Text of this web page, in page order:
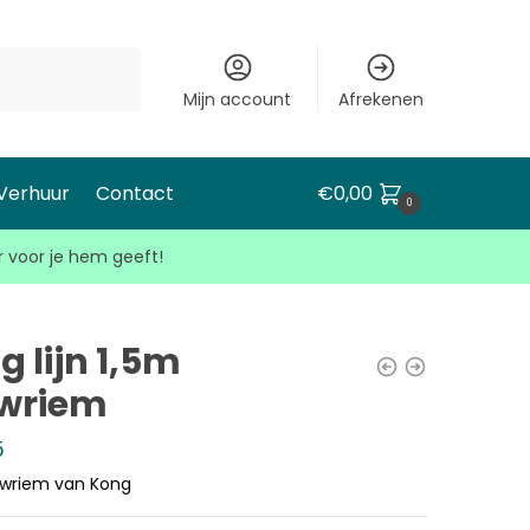
Mijn account Afrekenen
Contact €0,00 0
voor je hem geeft!
lijn 1,5m
van Kong